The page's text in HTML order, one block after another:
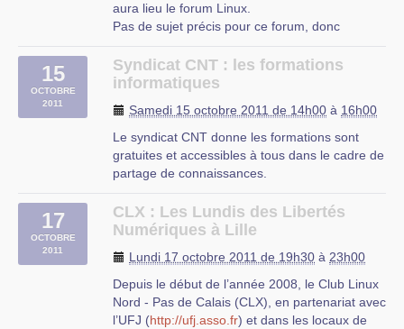
Bibliothèque de Valenciennes
2 rue Ferrand, BP 282, 59 300 Valenciennes
aura lieu le forum Linux.
Pas de sujet précis pour ce forum, donc
CIP Proville
15
OCTOBRE
2011
Syndicat CNT : les formations
informatiques
Samedi 15 octobre 2011 de 14h00 à 16h00
Le syndicat CNT donne les formations sont
gratuites et accessibles à tous dans le cadre de
partage de connaissances.
32 rue d’Arras à Lille.
Samedi 15 octobre à 14h : Formation
Au cours de cette formation (…)
CNT
32 rue d’Arras à Lille
17
OCTOBRE
2011
CLX : Les Lundis des Libertés
Numériques à Lille
Lundi 17 octobre 2011 de 19h30 à 23h00
Depuis le début de l’année 2008, le Club Linux
Nord - Pas de Calais (CLX), en partenariat avec
l’UFJ (http://ufj.asso.fr) et dans les locaux de